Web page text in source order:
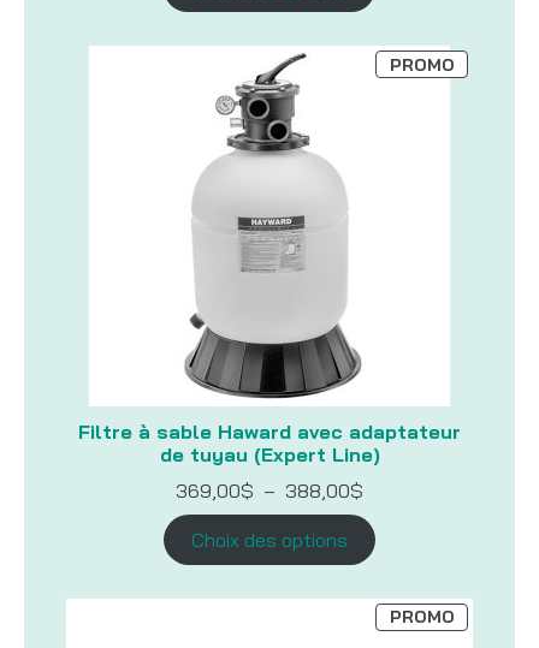
à
Filtre à sable Haward avec adaptateur
de tuyau (Expert Line)
PROMOPRODUIT
EN
369,00$ – 388,00$
prix :
369,00$
à
Choix des options
PROMOPRODUIT
EN